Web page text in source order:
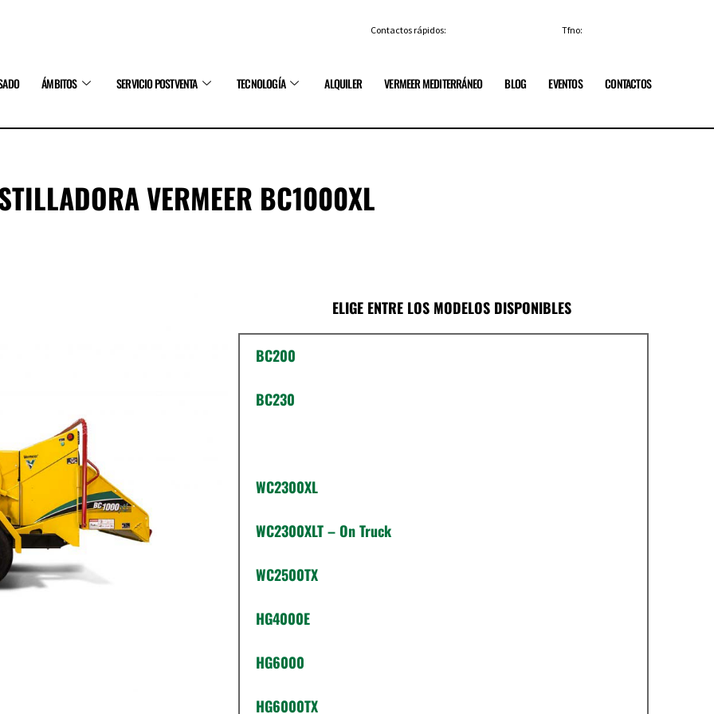
Contactos rápidos: Tfno:
ÁMBITOS SERVICIO POSTVENTA TECNOLOGÍA ALQUILER VERMEER MEDITERRÁNEO BLOG EVENTOS CONTACTOS
VERMEER BC1000XL
ELIGE ENTRE LOS MODELOS DISPONIBLES
BC200
BC230
WC2300XL
WC2300XLT – On Truck
WC2500TX
HG4000E
HG6000
HG6000TX